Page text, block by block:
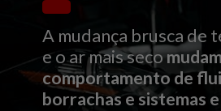
A mudança brusca de
e o ar mais seco
comportamento de
borrachas e sistemas